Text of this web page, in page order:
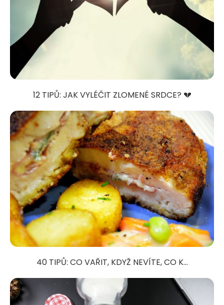
12 TIPŮ: JAK VYLÉČIT ZLOMENÉ SRDCE? 💔
40 TIPŮ: CO VAŘIT, KDYŽ NEVÍTE, CO K...